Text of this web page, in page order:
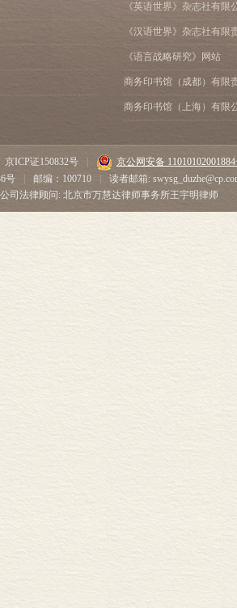
《英语世界》杂志社有限
《汉语世界》杂志社有限
《语言战略研究》网站
商务印书馆（成都）有限
商务印书馆（上海）有限
京ICP证150832号
京公网安备
号
邮编：100710
读者邮箱:
司法律顾问: 北京市万慧达律师事务所王宇明律师